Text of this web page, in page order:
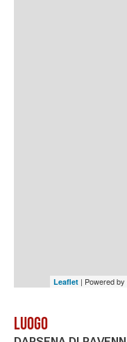
Leaflet | Powered by
Luogo